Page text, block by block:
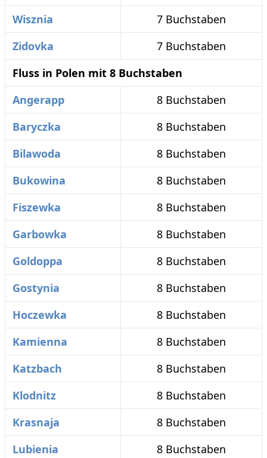
Wisznia
7 Buchstaben
Zidovka
7 Buchstaben
Fluss in Polen mit 8 Buchstaben
Angerapp
8 Buchstaben
Baryczka
8 Buchstaben
Bilawoda
8 Buchstaben
Bukowina
8 Buchstaben
Fiszewka
8 Buchstaben
Garbowka
8 Buchstaben
Goldoppa
8 Buchstaben
Gostynia
8 Buchstaben
Hoczewka
8 Buchstaben
Kamienna
8 Buchstaben
Katzbach
8 Buchstaben
Klodnitz
8 Buchstaben
Krasnaja
8 Buchstaben
Lubienia
8 Buchstaben